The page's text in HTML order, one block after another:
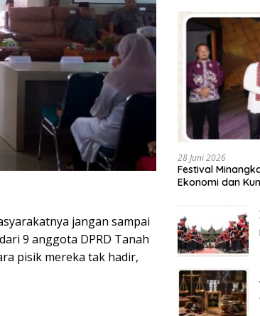
jangan sampai
9 anggota DPRD Tanah
pisik mereka tak hadir,
28 Juni 2026
Festival
Ekonomi dan